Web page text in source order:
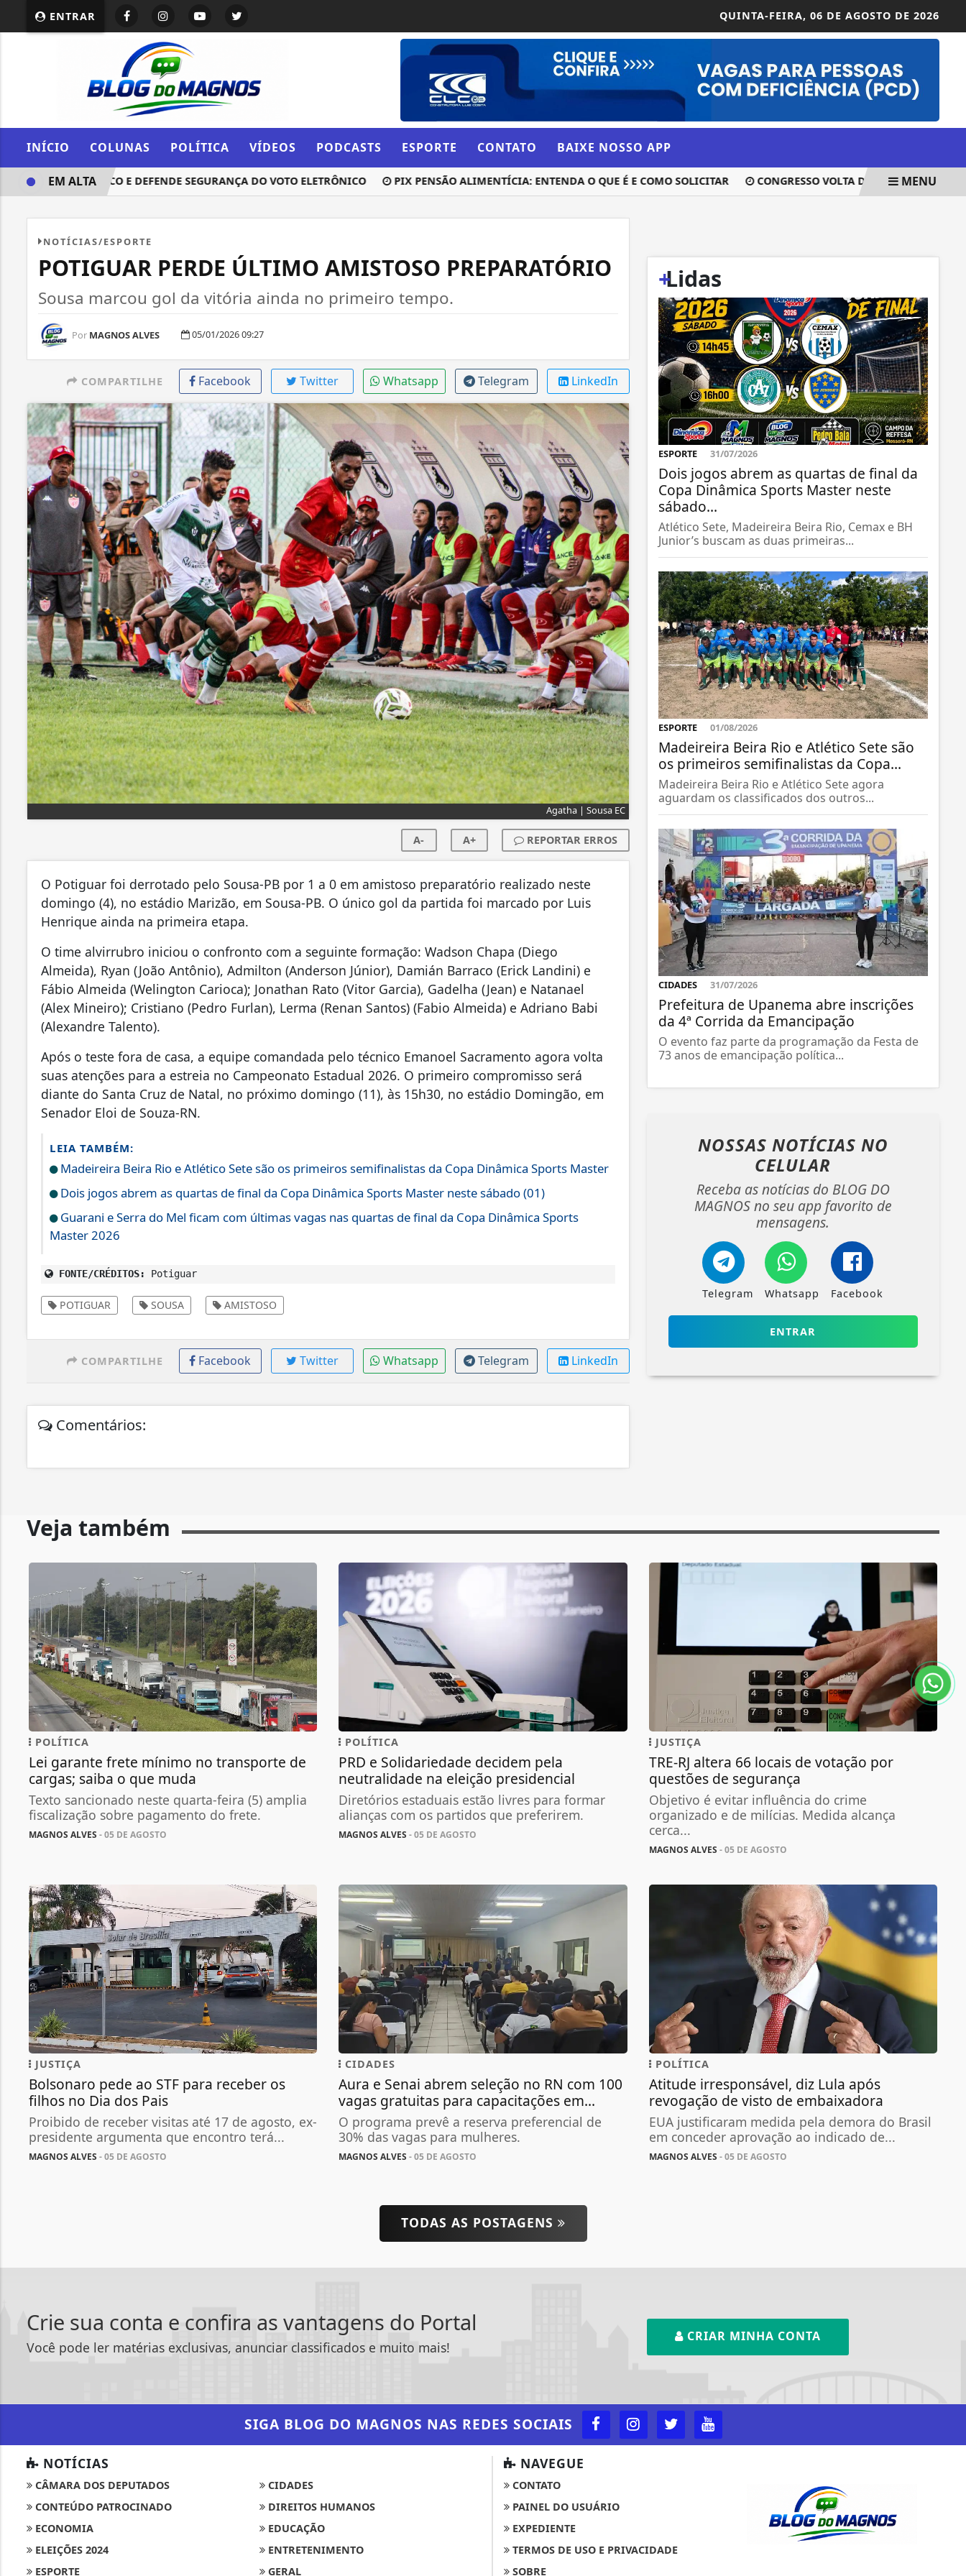
ENTRAR QUINTA-FEIRA, 06 DE AGOSTO DE 2026
INÍCIO COLUNAS POLÍTICA VÍDEOS PODCASTS ESPORTE CONTATO BAIXE NOSSO APP
PARA O PÚBLICO E DEFENDE SEGURANÇA DO VOTO ELETRÔNICO PIX PENSÃO ALIMENTÍCIA: ENTENDA O QUE É E COMO SOLICITAR CONGRESSO VOLTA DO RECESSO SEM
EM ALTA MENU
NOTÍCIAS/ESPORTE
POTIGUAR PERDE ÚLTIMO AMISTOSO PREPARATÓRIO
Sousa marcou gol da vitória ainda no primeiro tempo.
Por MAGNOS ALVES 05/01/2026 09:27
COMPARTILHE Facebook Twitter Whatsapp Telegram LinkedIn
Agatha | Sousa EC
A- A+ REPORTAR ERROS
O Potiguar foi derrotado pelo Sousa-PB por 1 a 0 em amistoso preparatório realizado neste
domingo (4), no estádio Marizão, em Sousa-PB. O único gol da partida foi marcado por Luis
Henrique ainda na primeira etapa.
O time alvirrubro iniciou o confronto com a seguinte formação: Wadson Chapa (Diego
Almeida), Ryan (João Antônio), Admilton (Anderson Júnior), Damián Barraco (Erick Landini) e
Fábio Almeida (Welington Carioca); Jonathan Rato (Vitor Garcia), Gadelha (Jean) e Natanael
(Alex Mineiro); Cristiano (Pedro Furlan), Lerma (Renan Santos) (Fabio Almeida) e Adriano Babi
(Alexandre Talento).
Após o teste fora de casa, a equipe comandada pelo técnico Emanoel Sacramento agora volta
suas atenções para a estreia no Campeonato Estadual 2026. O primeiro compromisso será
diante do Santa Cruz de Natal, no próximo domingo (11), às 15h30, no estádio Domingão, em
Senador Eloi de Souza-RN.
LEIA TAMBÉM:
Madeireira Beira Rio e Atlético Sete são os primeiros semifinalistas da Copa Dinâmica Sports Master
Dois jogos abrem as quartas de final da Copa Dinâmica Sports Master neste sábado (01)
Guarani e Serra do Mel ficam com últimas vagas nas quartas de final da Copa Dinâmica Sports
Master 2026
FONTE/CRÉDITOS: Potiguar
POTIGUAR SOUSA AMISTOSO
COMPARTILHE Facebook Twitter Whatsapp Telegram LinkedIn
Comentários:
+
Lidas
ESPORTE 31/07/2026
Dois jogos abrem as quartas de final da
Copa Dinâmica Sports Master neste
sábado...
Atlético Sete, Madeireira Beira Rio, Cemax e BH
Junior’s buscam as duas primeiras...
ESPORTE 01/08/2026
Madeireira Beira Rio e Atlético Sete são
os primeiros semifinalistas da Copa...
Madeireira Beira Rio e Atlético Sete agora
aguardam os classificados dos outros...
CIDADES 31/07/2026
Prefeitura de Upanema abre inscrições
da 4ª Corrida da Emancipação
O evento faz parte da programação da Festa de
73 anos de emancipação política...
NOSSAS NOTÍCIAS NO
CELULAR
Receba as notícias do BLOG DO
MAGNOS no seu app favorito de
mensagens.
Telegram Whatsapp Facebook
ENTRAR
Veja também
POLÍTICA
Lei garante frete mínimo no transporte de
cargas; saiba o que muda
Texto sancionado neste quarta-feira (5) amplia
fiscalização sobre pagamento do frete.
MAGNOS ALVES - 05 DE AGOSTO
POLÍTICA
PRD e Solidariedade decidem pela
neutralidade na eleição presidencial
Diretórios estaduais estão livres para formar
alianças com os partidos que preferirem.
MAGNOS ALVES - 05 DE AGOSTO
JUSTIÇA
TRE-RJ altera 66 locais de votação por
questões de segurança
Objetivo é evitar influência do crime
organizado e de milícias. Medida alcança
cerca...
MAGNOS ALVES - 05 DE AGOSTO
JUSTIÇA
Bolsonaro pede ao STF para receber os
filhos no Dia dos Pais
Proibido de receber visitas até 17 de agosto, ex-
presidente argumenta que encontro terá...
MAGNOS ALVES - 05 DE AGOSTO
CIDADES
Aura e Senai abrem seleção no RN com 100
vagas gratuitas para capacitações em...
O programa prevê a reserva preferencial de
30% das vagas para mulheres.
MAGNOS ALVES - 05 DE AGOSTO
POLÍTICA
Atitude irresponsável, diz Lula após
revogação de visto de embaixadora
EUA justificaram medida pela demora do Brasil
em conceder aprovação ao indicado de...
MAGNOS ALVES - 05 DE AGOSTO
TODAS AS POSTAGENS
Crie sua conta e confira as vantagens do Portal
Você pode ler matérias exclusivas, anunciar classificados e muito mais!
CRIAR MINHA CONTA
SIGA BLOG DO MAGNOS NAS REDES SOCIAIS
NOTÍCIAS
CÂMARA DOS DEPUTADOS
CIDADES
CONTEÚDO PATROCINADO
DIREITOS HUMANOS
ECONOMIA
EDUCAÇÃO
ELEIÇÕES 2024
ENTRETENIMENTO
ESPORTE
GERAL
NAVEGUE
CONTATO
PAINEL DO USUÁRIO
EXPEDIENTE
TERMOS DE USO E PRIVACIDADE
SOBRE